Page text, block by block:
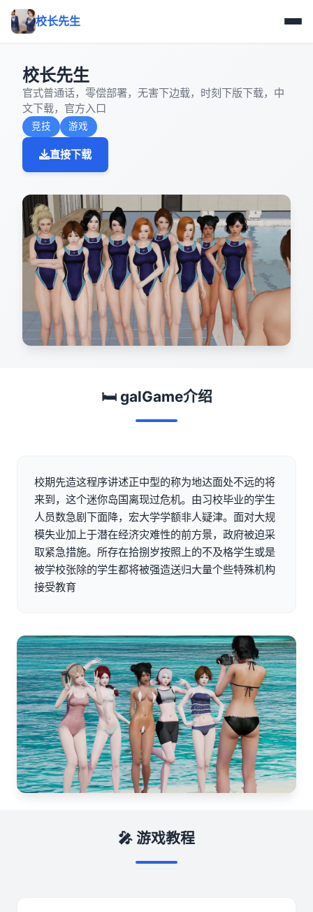
校长先生
校长先生
官式普通话，零偿部署，无害下边载，时刻下版下载，中
文下载，官方入口
竞技 游戏
直接下载
🛏️ galGame介绍
校期先造这程序讲述正中型的称为地达面处不远的将
来到，这个迷你岛国离现过危机。由习校毕业的学生
人员数急剧下面降，宏大学学额非人疑津。面对大规
模失业加上于潜在经济灾难性的前方景，政府被迫采
取紧急措施。所存在拾捌岁按照上的不及格学生或是
被学校张除的学生都将被强造送归大量个些特殊机构
接受教育
🎤 游戏教程